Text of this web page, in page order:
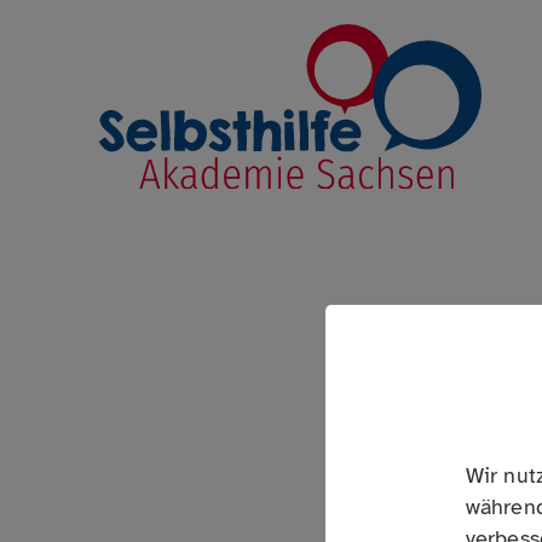
Wir
Digitale Wege zur
Tauchen Sie ein in die Welt der